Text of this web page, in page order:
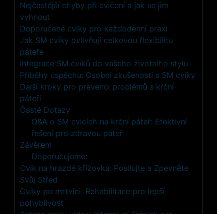
Nejčastější⁢ chyby⁤ při⁢ cvičení a jak se jim
vyhnout
Doporučené cviky pro každodenní praxi
Jak SM cviky⁢ ovlivňují celkovou flexibilitu
⁤páteře
Integrace SM cviků do vašeho ‍životního stylu
Příběhy úspěchu: Osobní zkušenosti s ​SM cviky
Další ⁣kroky pro prevenci problémů s krční
páteří
Časté ⁢Dotazy
Q&A o⁣ SM cvicích na ⁢krční páteř: Efektivní
řešení pro zdravou páteř
Závěrem
Doporučujeme:
Cvik na hrazdě křížovka: Posilujte a Zpevněte
Svůj Střed
Cviky po mrtvici: Rehabilitace pro lepší
pohyblivost